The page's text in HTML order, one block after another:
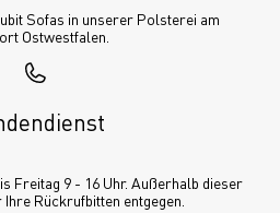
Sofas in unserer Polsterei am
Ostwestfalen.
Freitag 9 - 16 Uhr. Außerhalb dieser
Rückrufbitten entgegen.